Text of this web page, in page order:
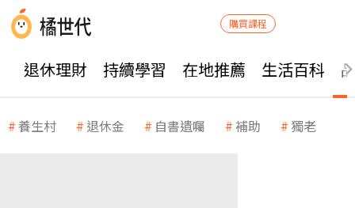
購買課程
退休理財 持續學習 在地推薦 生活百科
養生村 退休金 自書遺囑 補助 獨老